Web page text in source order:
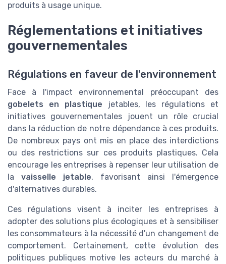
produits à usage unique.
Réglementations et initiatives
gouvernementales
Régulations en faveur de l'environnement
Face à l'impact environnemental préoccupant des
gobelets en plastique jetables, les régulations et
initiatives gouvernementales jouent un rôle crucial
dans la réduction de notre dépendance à ces produits.
De nombreux pays ont mis en place des interdictions
ou des restrictions sur ces produits plastiques. Cela
encourage les entreprises à repenser leur utilisation de
la vaisselle jetable, favorisant ainsi l'émergence
d'alternatives durables.
Ces régulations visent à inciter les entreprises à
adopter des solutions plus écologiques et à sensibiliser
les consommateurs à la nécessité d'un changement de
comportement. Certainement, cette évolution des
politiques publiques motive les acteurs du marché à